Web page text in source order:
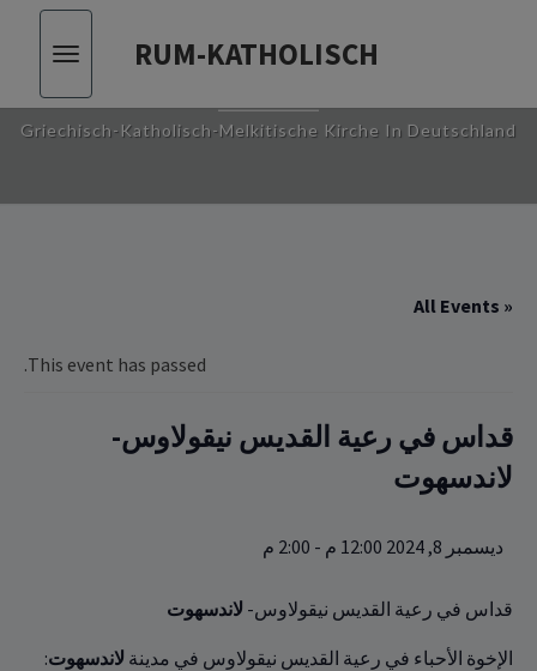
RUM-KATHOLISCH
Toggle
RUM-KATHOLISCH
Griechisch-Katholisch-Melkitische Kirche In Deutschland
« All Events
This event has passed.
قداس في رعية القديس نيقولاوس-
لاندسهوت
ديسمبر 8, 2024 12:00 م - 2:00 م
قداس في رعية القديس نيقولاوس- لاندسهوت
الإخوة الأحباء في رعية القديس نيقولاوس في مدينة لاندسهوت:‏